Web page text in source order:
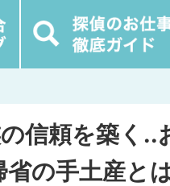
信頼を築く..
省の手土産と